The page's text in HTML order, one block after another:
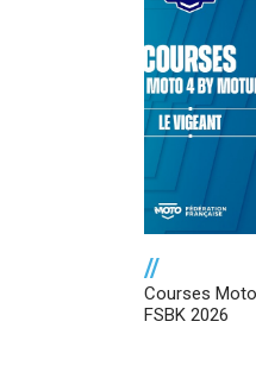
//
Courses
FSBK 2026